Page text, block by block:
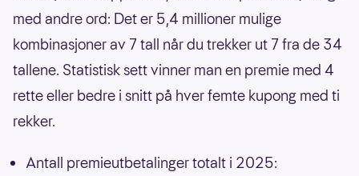
med andre ord: Det er 5,4 millioner mulige
kombinasjoner av 7 tall når du trekker ut 7 fra de 34
tallene. Statistisk sett vinner man en premie med 4
rette eller bedre i snitt på hver femte kupong med ti
rekker.
Antall premieutbetalinger totalt i 2025: